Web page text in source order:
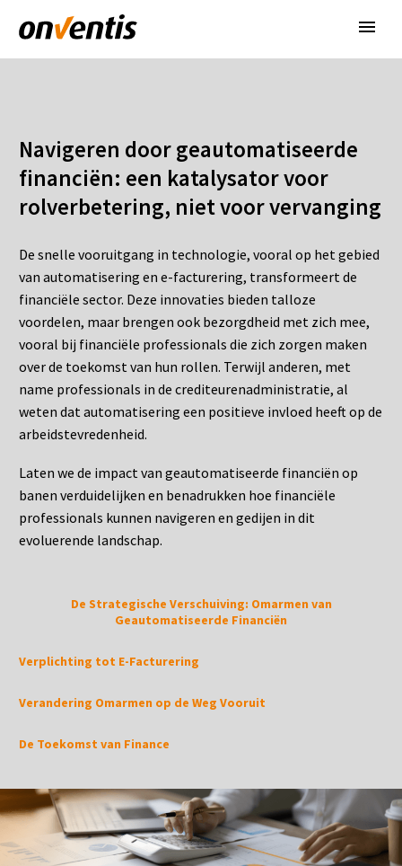
Navigeren door geautomatiseerde
financiën: een katalysator voor
rolverbetering, niet voor vervanging
De snelle vooruitgang in technologie, vooral op het gebied
van automatisering en e-facturering, transformeert de
financiële sector. Deze innovaties bieden talloze
voordelen, maar brengen ook bezorgdheid met zich mee,
vooral bij financiële professionals die zich zorgen maken
over de toekomst van hun rollen. Terwijl anderen, met
name professionals in de crediteurenadministratie, al
weten dat automatisering een positieve invloed heeft op de
arbeidstevredenheid.
Laten we de impact van geautomatiseerde financiën op
banen verduidelijken en benadrukken hoe financiële
professionals kunnen navigeren en gedijen in dit
evoluerende landschap.
De Strategische Verschuiving: Omarmen van
Geautomatiseerde Financiën
Verplichting tot E-Facturering
Verandering Omarmen op de Weg Vooruit
De Toekomst van Finance